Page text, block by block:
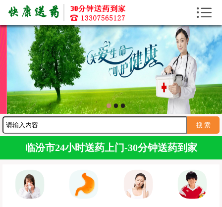
送药上门
送药资讯
寻医问药
护工服务

临汾市24小时送药上门-30分钟送药到家